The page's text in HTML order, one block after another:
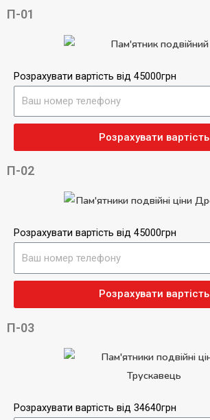
П-01
Розрахувати вартість від 45000грн
Розрахувати вартість
П-02
Розрахувати вартість від 45000грн
Розрахувати вартість
П-03
Розрахувати вартість від 34640грн